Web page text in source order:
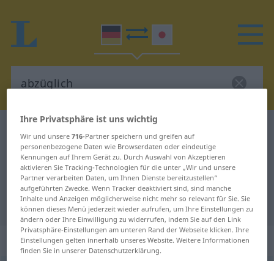
Deutsch-Japanisch Übersetzung
für "abzüglich"
"abzüglich" Japanisch Übersetzung
„abzüglich“
Ihre Privatsphäre ist uns wichtig
Wir und unsere716-Partner speichern und greifen auf
personenbezogene Daten wie Browserdaten oder eindeutige
Kennungen auf Ihrem Gerät zu. Durch Auswahl von Akzeptieren
aktivieren Sie Tracking-Technologien für die unter „Wir und unsere
Partner verarbeiten Daten, um Ihnen Dienste bereitzustellen“
aufgeführten Zwecke. Wenn Tracker deaktiviert sind, sind manche
Inhalte und Anzeigen möglicherweise nicht mehr so relevant für Sie. Sie
können dieses Menü jederzeit wieder aufrufen, um Ihre Einstellungen zu
ändern oder Ihre Einwilligung zu widerrufen, indem Sie auf den Link
Privatsphäre-Einstellungen am unteren Rand der Webseite klicken. Ihre
Einstellungen gelten innerhalb unseres Website. Weitere Informationen
finden Sie in unserer Datenschutzerklärung.